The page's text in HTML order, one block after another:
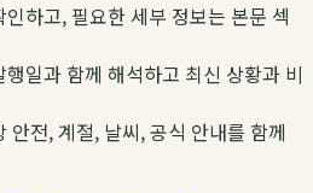
하고, 필요한 세부 정보는 본문 섹
일과 함께 해석하고 최신 상황과 비
안전, 계절, 날씨, 공식 안내를 함께